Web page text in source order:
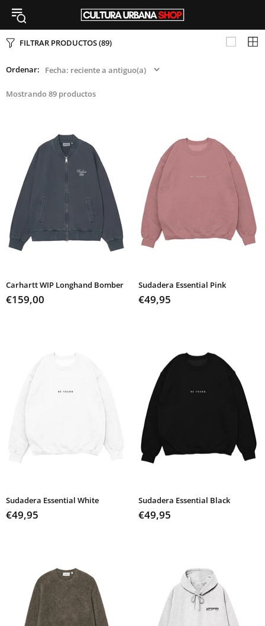
FILTRAR PRODUCTOS(89)
Ordenar:
Mostrando 89 productos
Carhartt WIP Longhand Bomber
€159,00
Sudadera Essential Pink
€49,95
Sudadera Essential White
€49,95
Sudadera Essential Black
€49,95